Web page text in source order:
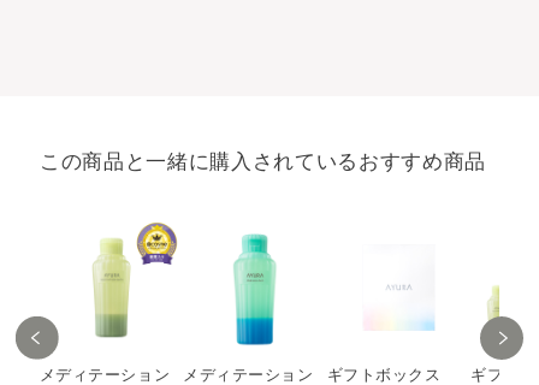
この商品と一緒に購入されているおすすめ商品
メディテーション
メディテーション
ギフトボックス
ギフト